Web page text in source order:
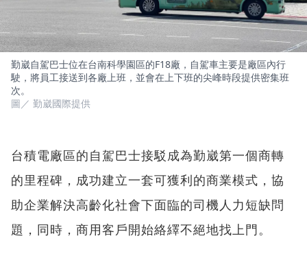
勤崴自駕巴士位在台南科學園區的F18廠，自駕車主要是廠區內行
駛，將員工接送到各廠上班，並會在上下班的尖峰時段提供密集班
次。
圖／ 勤崴國際提供
台積電廠區的自駕巴士接駁成為勤崴第一個商轉
的里程碑，成功建立一套可獲利的商業模式，協
助企業解決高齡化社會下面臨的司機人力短缺問
題，同時，商用客戶開始絡繹不絕地找上門。